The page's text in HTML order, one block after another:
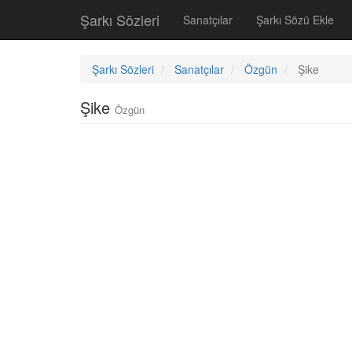
Şarkı Sözleri Sanatçılar Şarkı Sözü Ekle
Şarkı Sözleri Sanatçılar Özgün Şike
Şike Özgün